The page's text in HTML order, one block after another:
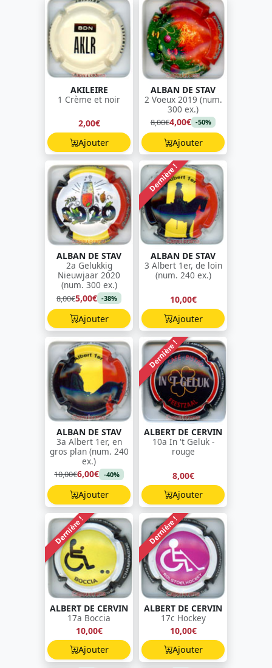
AKILEIRE
1 Crème et noir
2,00€
Ajouter
ALBAN DE STAV
2 Voeux 2019 (num.
300 ex.)
8,00€4,00€ -50%
Ajouter
ALBAN DE STAV
2a Gelukkig
Nieuwjaar 2020
(num. 300 ex.)
8,00€5,00€ -38%
Ajouter
Dernière !
ALBAN DE STAV
3 Albert 1er, de loin
(num. 240 ex.)
10,00€
Ajouter
ALBAN DE STAV
3a Albert 1er, en
gros plan (num. 240
ex.)
10,00€6,00€ -40%
Ajouter
Dernière !
ALBERT DE CERVIN
10a In 't Geluk -
rouge
8,00€
Ajouter
Dernière !
ALBERT DE CERVIN
17a Boccia
10,00€
Ajouter
Dernière !
ALBERT DE CERVIN
17c Hockey
10,00€
Ajouter